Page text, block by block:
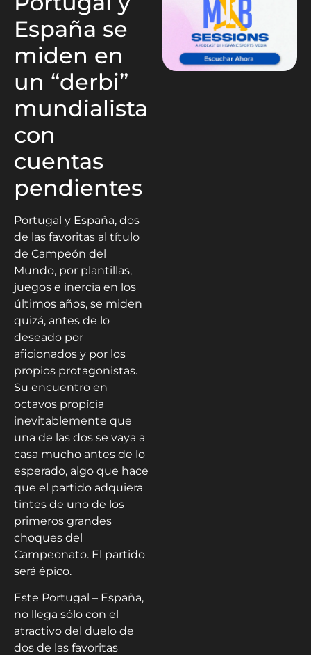
España se
miden en
un “derbi”
mundialista
con
cuentas
pendientes
Portugal y España, dos
de las favoritas al título
de Campeón del
Mundo, por plantillas,
juegos e inercia en los
últimos años, se miden
quizá, antes de lo
deseado por
aficionados y por los
propios protagonistas.
Su encuentro en
octavos propícia
inevitablemente que
una de las dos se vaya a
casa mucho antes de lo
esperado, algo que hace
que el partido adquiera
tintes de uno de los
primeros grandes
choques del
Campeonato. El partido
será épico.
Este Portugal – España,
no llega sólo con el
atractivo del duelo de
dos de las favoritas